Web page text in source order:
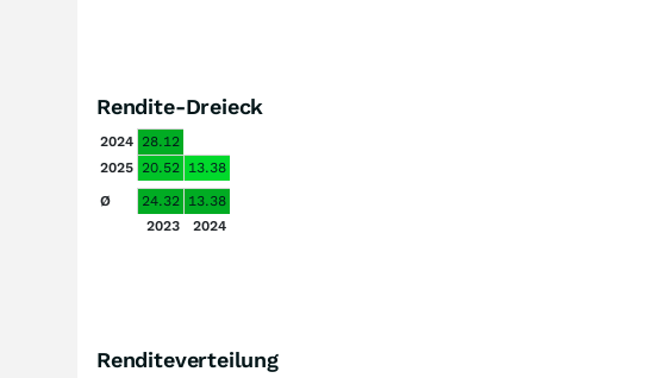
Rendite-Dreieck
2024 28.12
2025 20.52 13.38
Ø
24.32 13.38
2023
2024
Renditeverteilung